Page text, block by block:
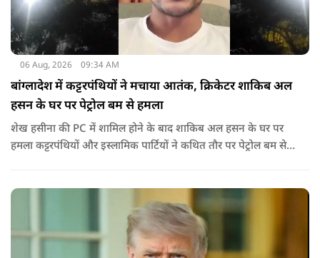
06 Aug, 2026 09:34 AM
बांग्लादेश में कट्टरपंथियों ने मचाया आतंक, क्रिकेटर शाकिब अल
हसन के घर पर पेट्रोल बम से हमला
शेख हसीना की PC में शामिल होने के बाद शाकिब अल हसन के घर पर
हमला कट्टरपंथियों और इस्लामिक पार्टियों ने कथित तौर पर पेट्रोल बम से
जरिए संबोधन दिया था.